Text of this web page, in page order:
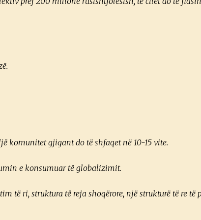
komunitet gjigant do të shfaqet në 10-15 vite.
e konsumuar të globalizimit.
të ri, struktura të reja shoqërore, një strukturë të re të